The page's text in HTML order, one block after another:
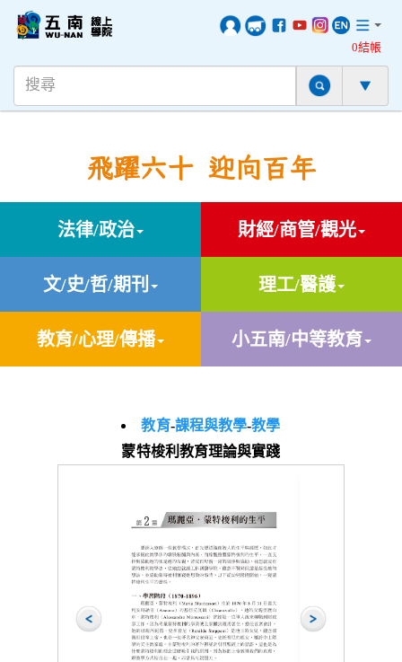
0結帳
飛躍六十 迎向百年
法律/政治 財經/商管/觀光
文/史/哲/期刊 理工/醫護
教育/心理/傳播 小五南/中等教育
教育-課程與教學-教學
蒙特梭利教育理論與實踐